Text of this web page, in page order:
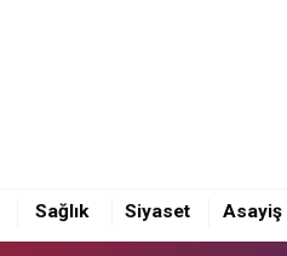
Sağlık Siyaset Asayiş